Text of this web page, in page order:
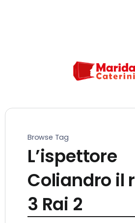
Browse Tag
L’ispettore
Coliandro il
3 Rai 2